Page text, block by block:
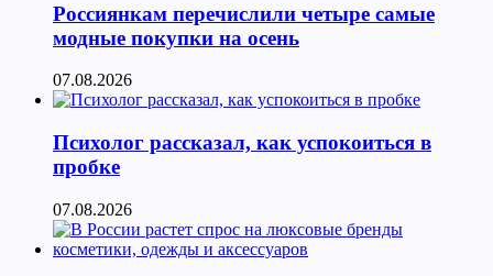
Россиянкам перечислили четыре самые
модные покупки на осень
07.08.2026
Психолог рассказал, как успокоиться в
пробке
07.08.2026